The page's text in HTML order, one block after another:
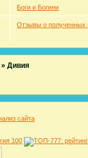
Боги и Богини
Отзывы о полученных
»Дивия